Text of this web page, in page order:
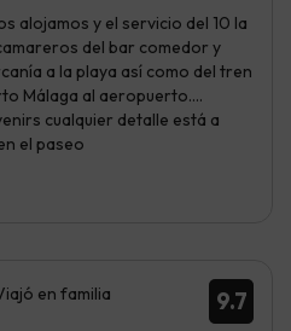
alojamos y el servicio del 10 la
del bar comedor y
a la playa así como del tren
Málaga al aeropuerto....
cualquier detalle está a
el paseo
9.7
en familia